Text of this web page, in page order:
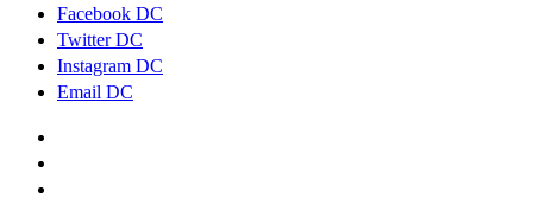
Facebook DC
Twitter DC
Instagram DC
Email DC